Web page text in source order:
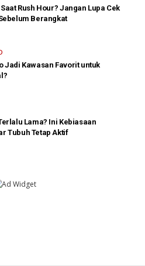
Rush Hour? Jangan Lupa Cek
Berangkat
Jadi Kawasan Favorit untuk
Lama? Ini Kebiasaan
Tubuh Tetap Aktif